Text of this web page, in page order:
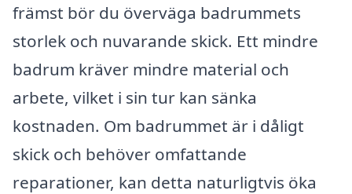
främst bör du överväga badrummets
storlek och nuvarande skick. Ett mindre
badrum kräver mindre material och
arbete, vilket i sin tur kan sänka
kostnaden. Om badrummet är i dåligt
skick och behöver omfattande
reparationer, kan detta naturligtvis öka